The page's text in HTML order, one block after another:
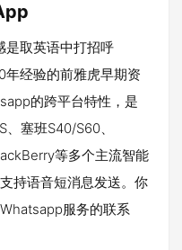
是取英语中打招呼
年经验的前雅虎早期资
的跨平台特性，是
塞班S40/S60、
等多个主流智能
持语音短消息发送。你
服务的联系